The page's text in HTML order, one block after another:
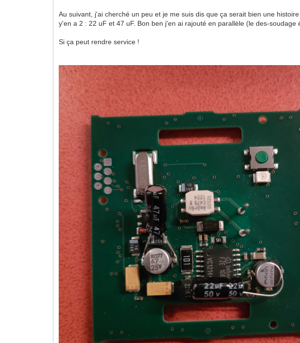
Au suivant, j'ai cherché un peu et je me suis dis que ça serait bien une
y'en a 2 : 22 uF et 47 uF. Bon ben j'en ai rajouté en parallèle (le des-soudage
Si ça peut rendre service !